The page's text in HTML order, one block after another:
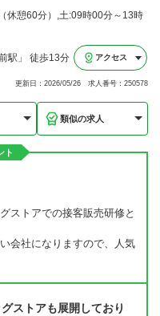
休憩60分）,土:09時00分～13時
駅」 徒歩13分 アクセス
更新日：2026/05/26 求人番号：250578
類似の求人
ト
ストアでの接客販売研修と
会社になりますので、人気
ストアも展開しており